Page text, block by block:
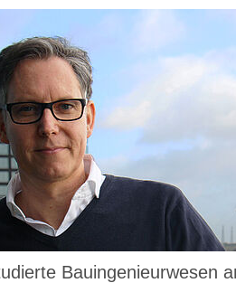
Bauingenieurwesen